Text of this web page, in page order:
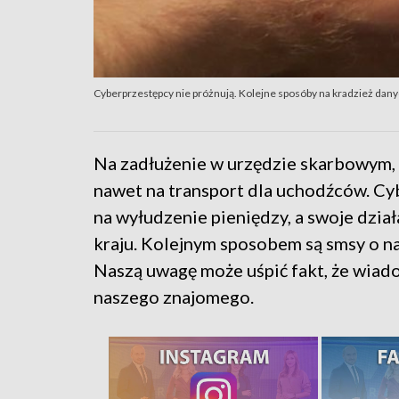
Cyberprzestępcy nie próżnują. Kolejne sposóby na kradzież
Na zadłużenie w urzędzie
nawet na transport dla uchodźców.
na wyłudzenie pieniędzy, a swoje
kraju. Kolejnym sposobem są smsy o
Naszą uwagę może uśpić fakt, że
naszego znajomego.